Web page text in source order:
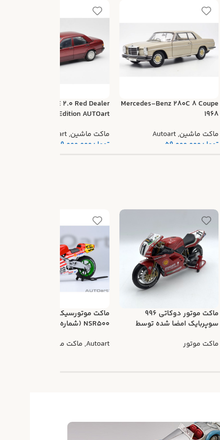
Mercedes-Benz 280C 8 Coupe
1968
ماکت ماشین,
Autoart
تومان 59.000.000
Mercedes 190E 2.0 Red Dealer
Edition AUTOart
ماکت ماشین,
Autoart
تومان 69.000.000
ماکت موتور دوکاتی 996
سوپربایک امضا شده توسط
ماکت موتور
ماکت موتورسیکلت هوندا
NSR500 (شماره 56 گان کوما)
Autoart
, ماکت موتور